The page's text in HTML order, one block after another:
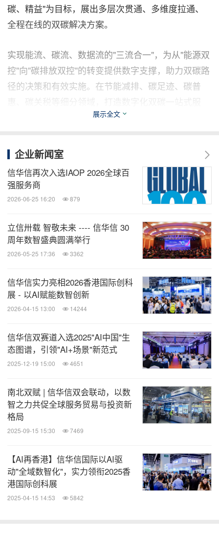
碳、精益"为目标，展出多层次贯通、多维度拉通、
全程在线的双碳解决方案。
实现能流、碳流、数据流的"三流合一"，为从"能源双
控"向"碳排放双控"的转变提供数字支撑，助力双碳路
径的决策和有效实施。在节能减排、碳足迹、碳普
务，助力政府及企业共探数智时代下的能源结构调整
撑。
2024全球工业互联网大会
B11信华信展位
消息来源：信华信技术股份有限公司
微信公众号“全球TMT”发布全球互联网、科
技、媒体、通讯企业的经营动态、财报信
息、企业并购消息。扫描二维码，立即订
关键词： 电脑软件 电脑/电子 环保产品与服务
绿色科
电信业
人工智
能
云计算/物联网
分享到：
展示全文
企业新闻室
信华信再次入选IAOP 2026全球百
强服务商
2026-06-25 16:20 879
立信卅载 智敬未来 ---- 信华信 30
周年数智盛典圆满举行
2026-05-25 17:36 3362
信华信实力亮相2026香港国际创科
展 - 以AI赋能数智创新
2026-04-15 13:00 14244
信华信双赛道入选2025"AI中国"生
态图谱，引领"AI+场景"新范式
2025-12-19 15:00 4651
南北双赋 | 信华信双会联动，以数
智之力共促全球服务贸易与投资新
格局
2025-09-15 15:30 7469
【AI再香港】信华信国际以AI驱
动"全域数智化"，实力领衔2025香
港国际创科展
2025-04-15 14:53 5842